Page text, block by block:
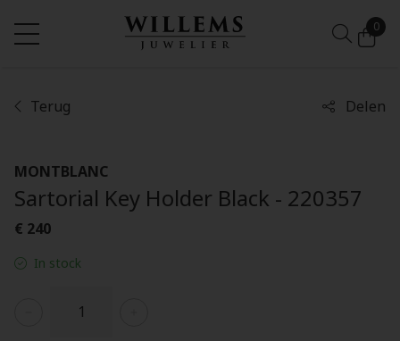
0
Terug Delen
MONTBLANC
Sartorial Key Holder Black - 220357
€ 240
In stock